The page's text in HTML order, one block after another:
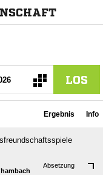
LOS
Ergebnis Info
Absetzung